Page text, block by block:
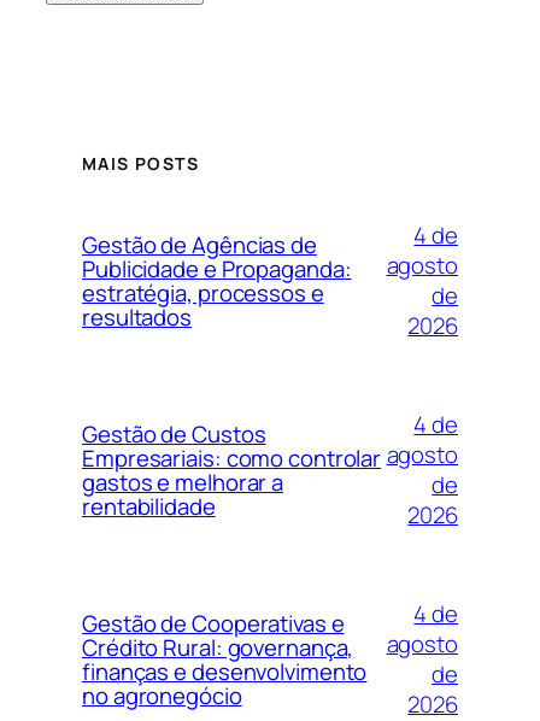
MAIS POSTS
Gestão de Agências de
Publicidade e Propaganda:
estratégia, processos e
resultados
4 de
agosto
de
2026
Gestão de Custos
Empresariais: como controlar
gastos e melhorar a
rentabilidade
4 de
agosto
de
2026
Gestão de Cooperativas e
Crédito Rural: governança,
finanças e desenvolvimento
no agronegócio
4 de
agosto
de
2026